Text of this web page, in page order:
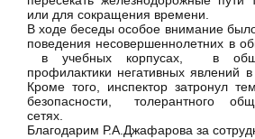
или для сокращения времени.
В ходе беседы особое внимание
поведения несовершеннолетних в
в учебных корпусах, в
профилактики негативных явлений
Кроме того, инспектор затронул
безопасности, толерантного
сетях.
Благодарим Р.А.Джафарова за